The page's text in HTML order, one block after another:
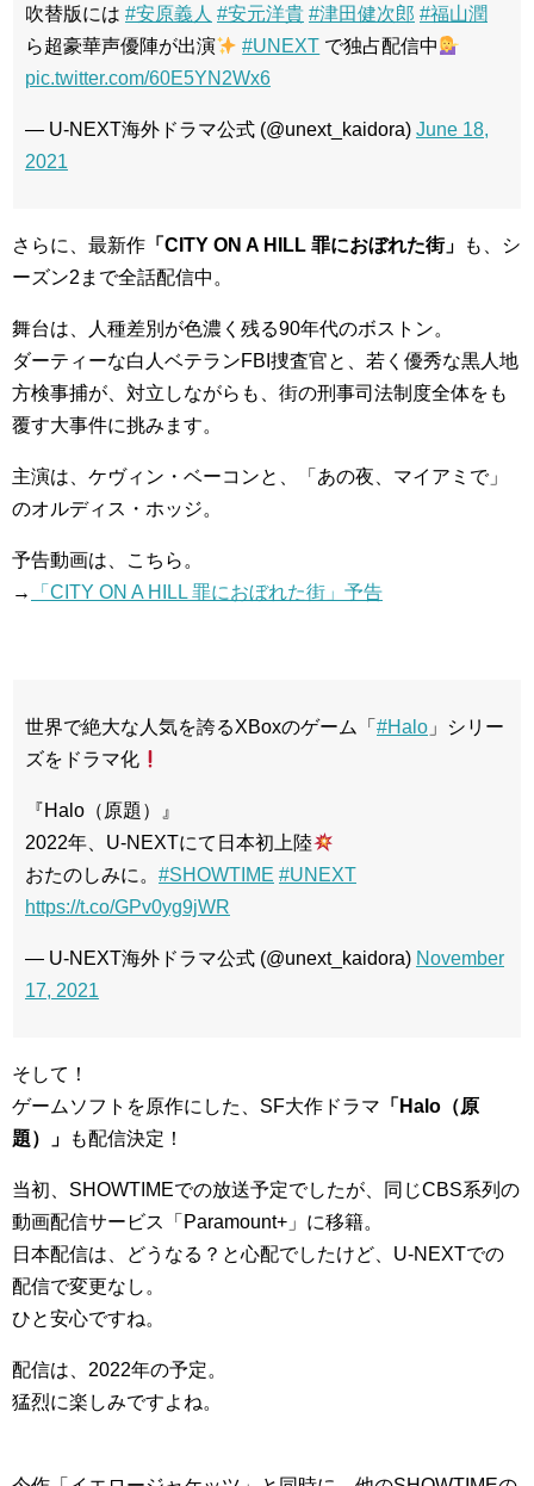
吹替版には #安原義人 #安元洋貴 #津田健次郎 #福山潤
ら超豪華声優陣が出演
#UNEXT で独占配信中
pic.twitter.com/60E5YN2Wx6
— U-NEXT海外ドラマ公式 (@unext_kaidora) June 18,
2021
さらに、最新作 「CITY ON A HILL 罪におぼれた街」
も、シ
ーズン2まで全話配信中。
舞台は、人種差別が色濃く残る90年代のボストン。
ダーティーな白人ベテランFBI捜査官と、若く優秀な黒人地
方検事捕が、対立しながらも、街の刑事司法制度全体をも
覆す大事件に挑みます。
主演は、ケヴィン・ベーコンと、「あの夜、マイアミで」
のオルディス・ホッジ。
予告動画は、こちら。
→
「CITY ON A HILL 罪におぼれた街」予告
世界で絶大な人気を誇るXBoxのゲーム「 #Halo 」シリー
ズをドラマ化
『Halo（原題）』
2022年、U-NEXTにて日本初上陸
おたのしみに。 #SHOWTIME #UNEXT
https://t.co/GPv0yg9jWR
— U-NEXT海外ドラマ公式 (@unext_kaidora) November
17, 2021
そして！
ゲームソフトを原作にした、SF大作ドラマ 「Halo（原
題）」
も配信決定！
当初、SHOWTIMEでの放送予定でしたが、同じCBS系列の
動画配信サービス「Paramount+」に移籍。
日本配信は、どうなる？と心配でしたけど、U-NEXTでの
配信で変更なし。
ひと安心ですね。
配信は、2022年の予定。
猛烈に楽しみですよね。